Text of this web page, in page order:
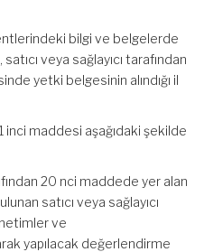
bilgi ve belgelerde
veya sağlayıcı tarafından
yetki belgesinin alındığı il
inci maddesi aşağıdaki şekilde
20 nci maddede yer alan
satıcı veya sağlayıcı
ve
yapılacak değerlendirme